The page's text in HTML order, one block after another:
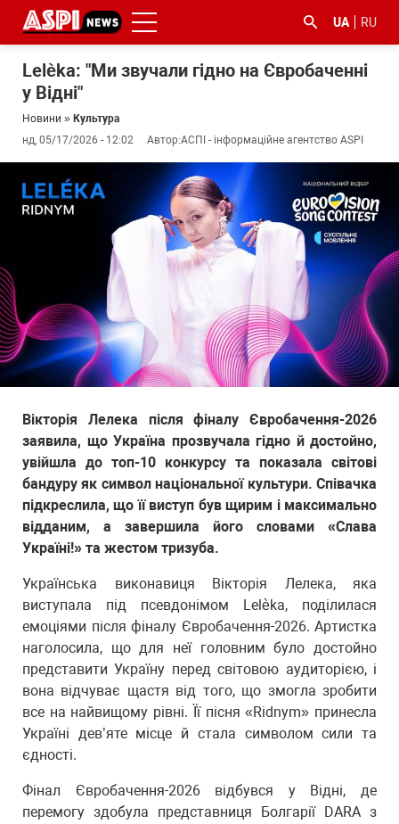
UA RU
Lelèka: "Ми звучали гідно на Євробаченні
у Відні"
Новини » Культура
нд, 05/17/2026 - 12:02
Автор:АСПІ - інформаційне агентство ASPI
Вікторія Лелека після фіналу Євробачення-2026
заявила, що Україна прозвучала гідно й достойно,
увійшла до топ-10 конкурсу та показала світові
бандуру як символ національної культури. Співачка
підкреслила, що її виступ був щирим і максимально
відданим, а завершила його словами «Слава
Україні!» та жестом тризуба.
Українська виконавиця Вікторія Лелека, яка
виступала під псевдонімом Lelèka, поділилася
емоціями після фіналу Євробачення-2026. Артистка
наголосила, що для неї головним було достойно
представити Україну перед світовою аудиторією, і
вона відчуває щастя від того, що змогла зробити
все на найвищому рівні. Її пісня «Ridnym» принесла
Україні дев’яте місце й стала символом сили та
єдності.
Фінал Євробачення-2026 відбувся у Відні, де
перемогу здобула представниця Болгарії DARA з
#ООС
#боротьба
з
корупцією
#ДФС #Київ #коронавірус